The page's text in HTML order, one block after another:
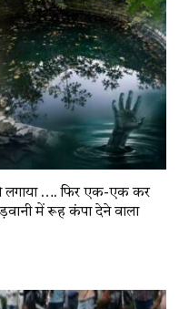
से लगाया …. फिर एक-एक कर
में रूह कंपा देने वाला